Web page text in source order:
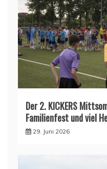
Der 2. KICKERS
Familienfest und viel
29. Juni 2026